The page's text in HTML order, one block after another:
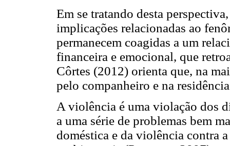
Em se tratando desta
implicações relacionadas ao
permanecem coagidas a um
financeira e emocional, que
Côrtes (2012) orienta que, na
pelo companheiro e na
A violência é uma violação dos
a uma série de problemas bem
doméstica e da violência contra